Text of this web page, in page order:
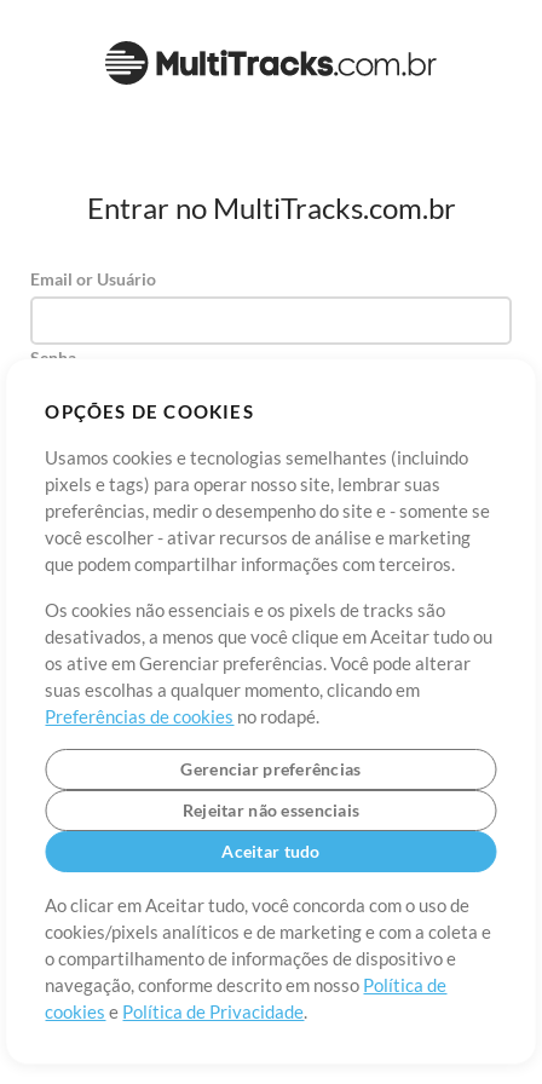
OPÇÕES DE COOKIES
Usamos cookies e tecnologias semelhantes (incluindo
pixels e tags) para operar nosso site, lembrar suas
preferências, medir o desempenho do site e - somente se
você escolher - ativar recursos de análise e marketing
que podem compartilhar informações com terceiros.
Os cookies não essenciais e os pixels de tracks são
desativados, a menos que você clique em Aceitar tudo ou
os ative em Gerenciar preferências. Você pode alterar
suas escolhas a qualquer momento, clicando em
Preferências de cookies no rodapé.
Gerenciar preferências
Rejeitar não essenciais
Aceitar tudo
Ao clicar em Aceitar tudo, você concorda com o uso de
cookies/pixels analíticos e de marketing e com a coleta e
o compartilhamento de informações de dispositivo e
navegação, conforme descrito em nosso Política de
cookies e Política de Privacidade.
Entrar no MultiTracks.com.br
Email or Usuário
Senha
Cadastre-seEsqueceu sua senha?
Termos de Uso Política de Privacidade
Preferências de
Contato
©2006-2026 por MultiTracks LLC. Todos os Direitos Reservados.